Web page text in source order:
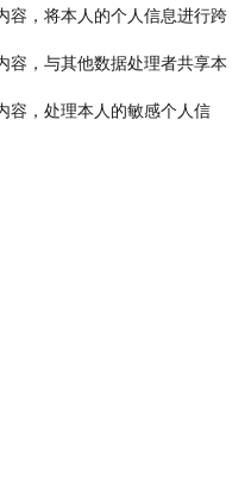
容，将本人的个人信息进行跨
容，与其他数据处理者共享本
容，处理本人的敏感个人信